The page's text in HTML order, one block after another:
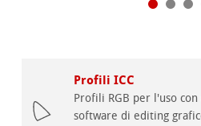
Profili ICC
Profili RGB per l'uso
software di editing